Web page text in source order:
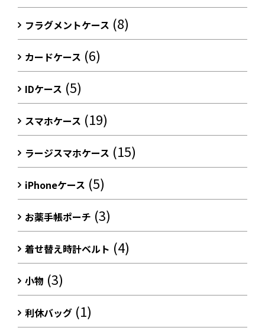
フラグメントケース (8)
カードケース (6)
IDケース (5)
スマホケース (19)
ラージスマホケース (15)
iPhoneケース (5)
お薬手帳ポーチ (3)
着せ替え時計ベルト (4)
小物 (3)
利休バッグ (1)